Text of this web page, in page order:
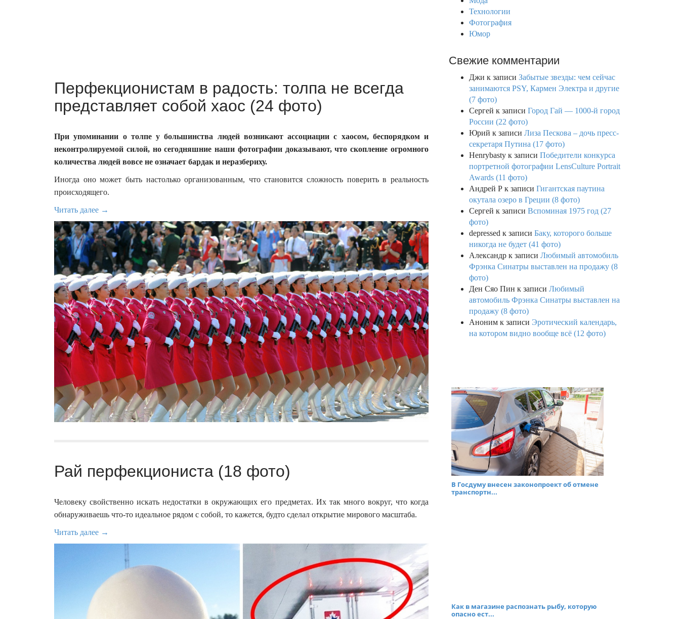
Перфекционистам в радость: толпа не всегда
представляет собой хаос (24 фото)
При упоминании о толпе у большинства людей возникают ассоциации с хаосом, беспорядком и
неконтролируемой силой, но сегодняшние наши фотографии доказывают, что скопление огромного
количества людей вовсе не означает бардак и неразбериху.
Иногда оно может быть настолько организованным, что становится сложность поверить в реальность
происходящего.
Читать далее →
Рай перфекциониста (18 фото)
Человеку свойственно искать недостатки в окружающих его предметах. Их так много вокруг, что когда
обнаруживаешь что-то идеальное рядом с собой, то кажется, будто сделал открытие мирового масштаба.
Читать далее →
Технологии
Фотография
Юмор
Свежие комментарии
Джи к записи Забытые звезды: чем сейчас
занимаются PSY, Кармен Электра и другие
(7 фото)
Сергей к записи Город Гай — 1000-й город
России (22 фото)
Юрий к записи Лиза Пескова – дочь пресс-
секретаря Путина (17 фото)
Henrybasty к записи Победители конкурса
портретной фотографии LensCulture Portrait
Awards (11 фото)
Андрей Р к записи Гигантская паутина
окутала озеро в Греции (8 фото)
Сергей к записи Вспоминая 1975 год (27
фото)
depressed к записи Баку, которого больше
никогда не будет (41 фото)
Александр к записи Любимый автомобиль
Фрэнка Синатры выставлен на продажу (8
фото)
Ден Сяо Пин к записи Любимый
автомобиль Фрэнка Синатры выставлен на
продажу (8 фото)
Аноним к записи Эротический календарь,
на котором видно вообще всё (12 фото)
В Госдуму внесен законопроект об отмене
транспортн...
Как в магазине распознать рыбу, которую
опасно ест...